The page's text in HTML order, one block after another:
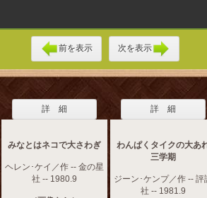
前を表示 次を表示
詳 細
みなとはネコで大さわぎ
ヘレン･ケイ／作 -- 金の星
社 -- 1980.9
詳 細
わんぱくタイクの大あ
三学期
ジーン･ケンプ／作 -- 評
社 -- 1981.9